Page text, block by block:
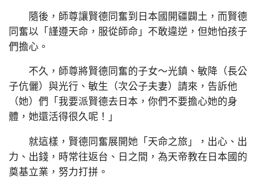
隨後，師尊讓賢德同奮到日本國開疆闢土，而賢德
同奮以「謹遵天命，服從師命」不敢違逆，但她怕孩子
們擔心。
不久，師尊將賢德同奮的子女～光鎮、敏降（長公
子伉儷）與光行、敏生（次公子夫妻）請來，告訴他
（她）們「我要派賢德去日本，你們不要擔心她的身
體，她還活得很久呢！」
就這樣，賢德同奮展開她「天命之旅」，出心、出
力、出錢，時常往返台、日之間，為天帝教在日本國的
奠基立業，努力打拼。